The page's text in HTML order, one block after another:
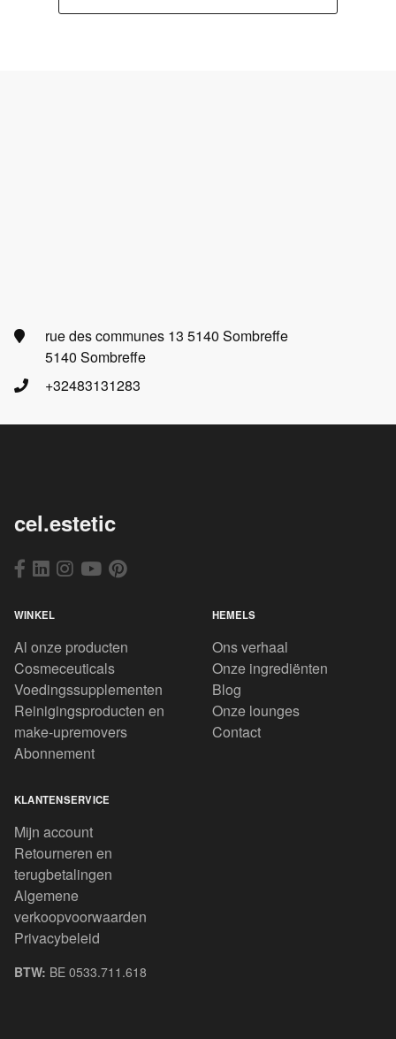
rue des communes 13 5140 Sombreffe
5140 Sombreffe
+32483131283
cel.estetic
WINKEL
Al onze producten
Cosmeceuticals
Voedingssupplementen
Reinigingsproducten en
make-upremovers
Abonnement
HEMELS
Ons verhaal
Onze ingrediënten
Blog
Onze lounges
Contact
KLANTENSERVICE
Mijn account
Retourneren en
terugbetalingen
Algemene
verkoopvoorwaarden
Privacybeleid
BTW: BE 0533.711.618